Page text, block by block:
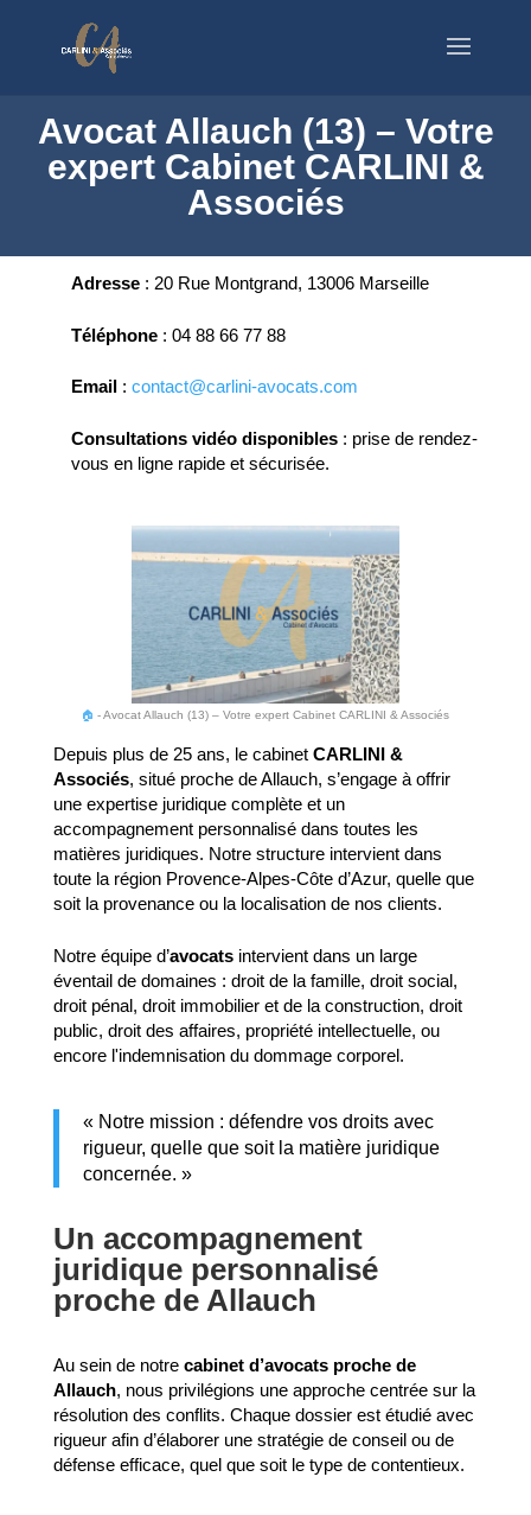
Avocat Allauch (13) – Votre
expert Cabinet CARLINI &
Associés
Adresse: 20 Rue Montgrand, 13006 Marseille
Téléphone: 04 88 66 77 88
Email: contact@carlini-avocats.com
Consultations vidéo disponibles: prise de rendez-
vous en ligne rapide et sécurisée.
🏠 -Avocat Allauch (13) – Votre expert Cabinet CARLINI & Associés
Depuis plus de 25 ans, le cabinet CARLINI &
Associés, situé proche de Allauch, s’engage à offrir
une expertise juridique complète et un
accompagnement personnalisé dans toutes les
matières juridiques. Notre structure intervient dans
toute la région Provence-Alpes-Côte d’Azur, quelle que
soit la provenance ou la localisation de nos clients.
Notre équipe d’avocatsintervient dans un large
éventail de domaines : droit de la famille, droit social,
droit pénal, droit immobilier et de la construction, droit
public, droit des affaires, propriété intellectuelle, ou
encore l'indemnisation du dommage corporel.
« Notre mission : défendre vos droits avec
rigueur, quelle que soit la matière juridique
concernée. »
Un accompagnement
juridique personnalisé
proche de Allauch
Au sein de notre cabinet d’avocats proche de
Allauch, nous privilégions une approche centrée sur la
résolution des conflits. Chaque dossier est étudié avec
rigueur afin d’élaborer une stratégie de conseil ou de
défense efficace, quel que soit le type de contentieux.